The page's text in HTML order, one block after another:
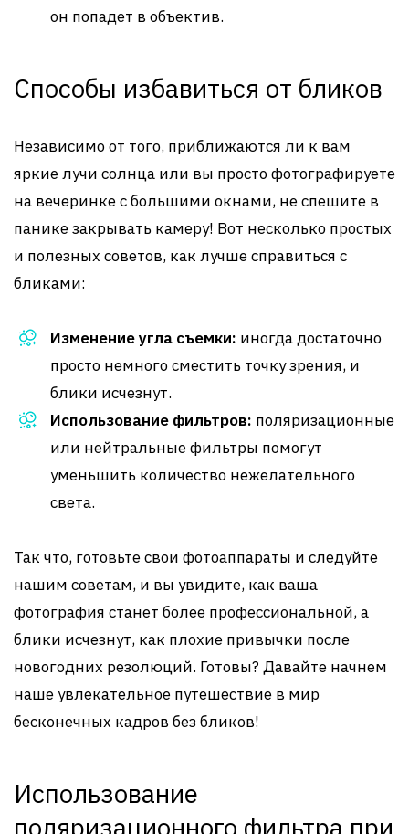
он попадет в объектив.
Способы избавиться от бликов
Независимо от того, приближаются ли к вам
яркие лучи солнца или вы просто фотографируете
на вечеринке с большими окнами, не спешите в
панике закрывать камеру! Вот несколько простых
и полезных советов, как лучше справиться с
бликами:
Изменение угла съемки: иногда достаточно
просто немного сместить точку зрения, и
блики исчезнут.
Использование фильтров: поляризационные
или нейтральные фильтры помогут
уменьшить количество нежелательного
света.
Так что, готовьте свои фотоаппараты и следуйте
нашим советам, и вы увидите, как ваша
фотография станет более профессиональной, а
блики исчезнут, как плохие привычки после
новогодних резолюций. Готовы? Давайте начнем
наше увлекательное путешествие в мир
бесконечных кадров без бликов!
Использование
поляризационного фильтра при